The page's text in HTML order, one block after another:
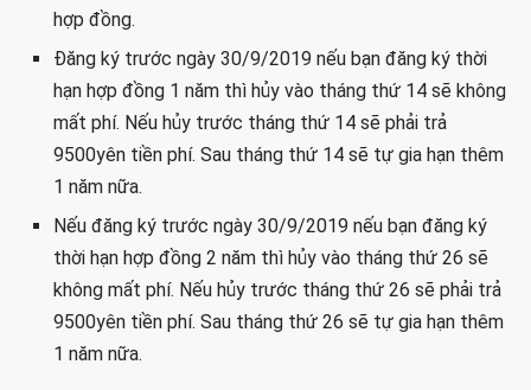
hợp đồng.
Đăng ký trước ngày 30/9/2019 nếu bạn đăng ký thời
hạn hợp đồng 1 năm thì hủy vào tháng thứ 14 sẽ không
mất phí. Nếu hủy trước tháng thứ 14 sẽ phải trả
9500yên tiền phí. Sau tháng thứ 14 sẽ tự gia hạn thêm
1 năm nữa.
Nếu đăng ký trước ngày 30/9/2019 nếu bạn đăng ký
thời hạn hợp đồng 2 năm thì hủy vào tháng thứ 26 sẽ
không mất phí. Nếu hủy trước tháng thứ 26 sẽ phải trả
9500yên tiền phí. Sau tháng thứ 26 sẽ tự gia hạn thêm
1 năm nữa.